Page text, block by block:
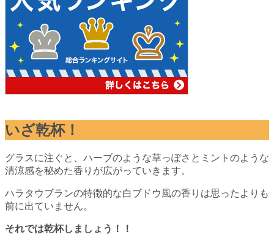
いざ乾杯！
グラスに注ぐと、ハーブのような草っぽさとミントのような
清涼感を秘めた香りが広がっていきます。
ハラタウブランの特徴的な白ブドウ風の香りは思ったよりも
前に出ていません。
それでは乾杯しましょう！！